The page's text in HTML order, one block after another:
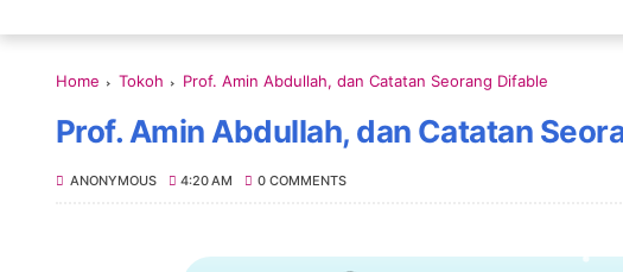
Home Tokoh Prof. Amin Abdullah, dan Catatan Seorang Difable
Prof. Amin Abdullah, dan Catatan
ANONYMOUS 4:20 AM 0 COMMENTS